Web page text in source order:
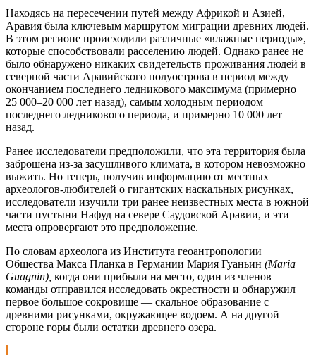
Находясь на пересечении путей между Африкой и Азией,
Аравия была ключевым маршрутом миграции древних людей.
В этом регионе происходили различные «влажные периоды»,
которые способствовали расселению людей. Однако ранее не
было обнаружено никаких свидетельств проживания людей в
северной части Аравийского полуострова в период между
окончанием последнего ледникового максимума (примерно
25 000–20 000 лет назад), самым холодным периодом
последнего ледникового периода, и примерно 10 000 лет
назад.
Ранее исследователи предположили, что эта территория была
заброшена из-за засушливого климата, в котором невозможно
выжить. Но теперь, получив информацию от местных
археологов-любителей о гигантских наскальных рисунках,
исследователи изучили три ранее неизвестных места в южной
части пустыни Нафуд на севере Саудовской Аравии, и эти
места опровергают это предположение.
По словам археолога из Института геоантропологии
Общества Макса Планка в Германии Мария Гуаньин (Maria
Guagnin), когда они прибыли на место, один из членов
команды отправился исследовать окрестности и обнаружил
первое большое сокровище — скальное образование с
древними рисунками, окружающее водоем. А на другой
стороне горы были остатки древнего озера.